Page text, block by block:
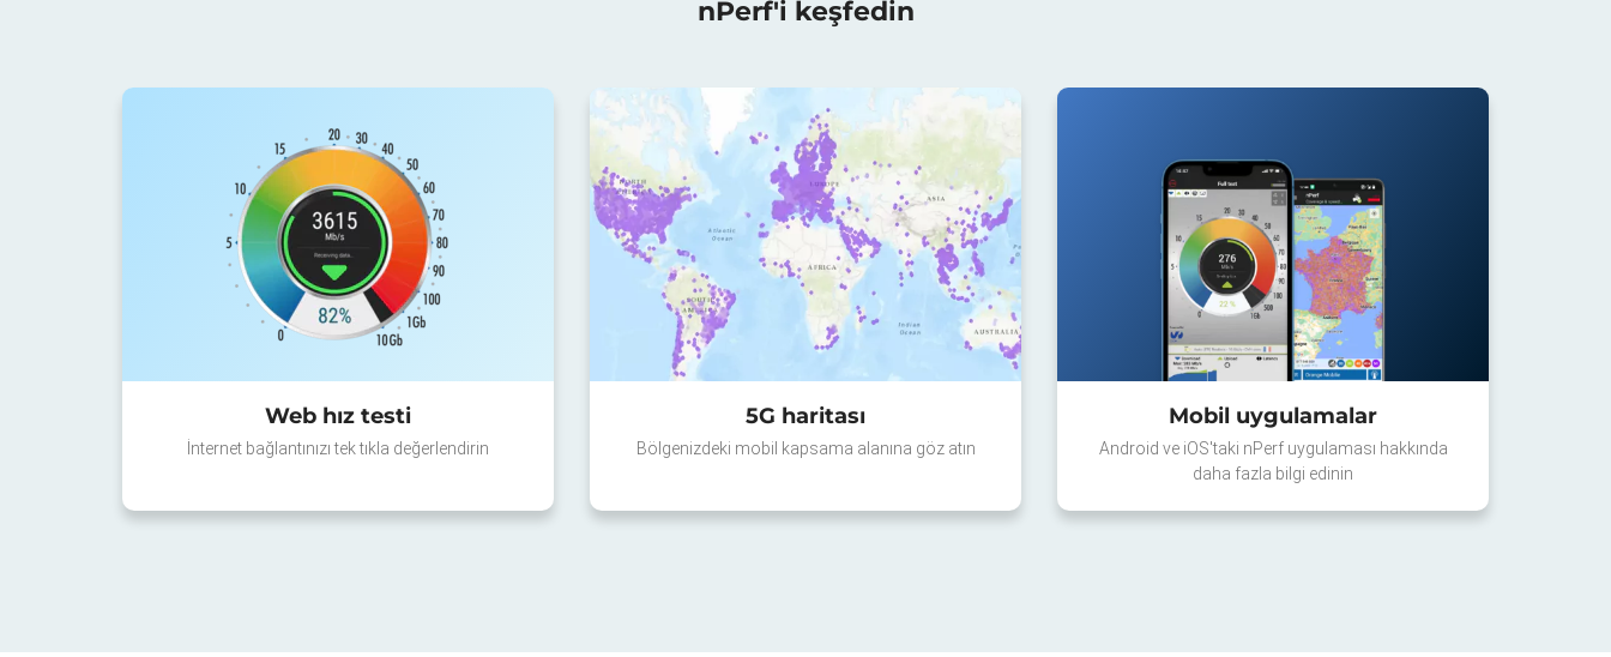
nPerf'i keşfedin
Web hız testi
İnternet bağlantınızı tek tıkla değerlendirin
5G haritası
Bölgenizdeki mobil kapsama alanına göz atın
Mobil uygulamalar
Android ve iOS'taki nPerf uygulaması hakkında
daha fazla bilgi edinin